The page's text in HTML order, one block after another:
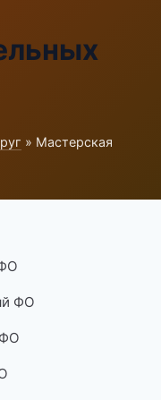
» Мастерская
ФО